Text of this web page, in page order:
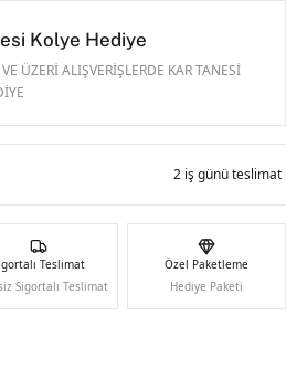
Kolye Hediye
ÜZERİ ALIŞVERİŞLERDE KAR TANESİ
2 iş günü teslimat
Teslimat
Sigortalı Teslimat
Özel Paketleme
Hediye Paketi